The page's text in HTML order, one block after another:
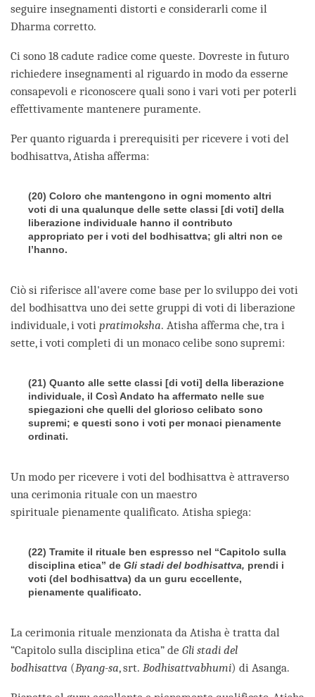
seguire insegnamenti distorti e considerarli come il
Dharma corretto.
Ci sono 18 cadute radice come queste. Dovreste in futuro
richiedere insegnamenti al riguardo in modo da esserne
consapevoli e riconoscere quali sono i vari voti per poterli
effettivamente mantenere puramente.
Per quanto riguarda i prerequisiti per ricevere i voti del
bodhisattva, Atisha afferma:
(20) Coloro che mantengono in ogni momento altri
voti di una qualunque delle sette classi [di voti] della
liberazione individuale hanno il contributo
appropriato per i voti del bodhisattva; gli altri non ce
l’hanno.
Ciò si riferisce all'avere come base per lo sviluppo dei voti
del bodhisattva uno dei sette gruppi di voti di liberazione
individuale, i voti pratimoksha. Atisha afferma che, tra i
sette, i voti completi di un monaco celibe sono supremi:
(21) Quanto alle sette classi [di voti] della liberazione
individuale, il Così Andato ha affermato nelle sue
spiegazioni che quelli del glorioso celibato sono
supremi; e questi sono i voti per monaci pienamente
ordinati.
Un modo per ricevere i voti del bodhisattva è attraverso
una cerimonia rituale con un maestro
spirituale pienamente qualificato. Atisha spiega:
(22) Tramite il rituale ben espresso nel “Capitolo sulla
disciplina etica” de Gli stadi del bodhisattva, prendi i
voti (del bodhisattva) da un guru eccellente,
pienamente qualificato.
La cerimonia rituale menzionata da Atisha è tratta dal
“Capitolo sulla disciplina etica” de Gli stadi del
bodhisattva (Byang-sa, srt. Bodhisattvabhumi) di Asanga.